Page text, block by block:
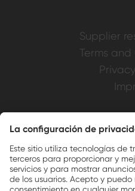
Supplier
Terms